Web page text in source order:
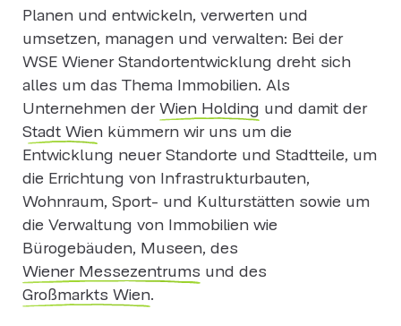
Planen und entwickeln, verwerten und
umsetzen, managen und verwalten: Bei der
WSE Wiener Standortentwicklung dreht sich
alles um das Thema Immobilien. Als
Unternehmen derWien Holding und damit der
Stadt Wien kümmern wir uns um die
Entwicklung neuer Standorte und Stadtteile, um
die Errichtung von Infrastrukturbauten,
Wohnraum, Sport- und Kulturstätten sowie um
die Verwaltung von Immobilien wie
Bürogebäuden, Museen, des
Wiener Messezentrums und des
Großmarkts Wien